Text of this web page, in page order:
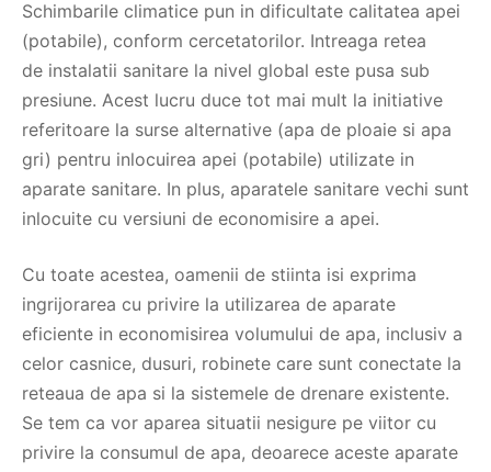
Schimbarile climatice pun in dificultate calitatea apei
(potabile), conform cercetatorilor. Intreaga retea
de instalatii sanitare la nivel global este pusa sub
presiune. Acest lucru duce tot mai mult la initiative
referitoare la surse alternative (apa de ploaie si apa
gri) pentru inlocuirea apei (potabile) utilizate in
aparate sanitare. In plus, aparatele sanitare vechi sunt
inlocuite cu versiuni de economisire a apei.
Cu toate acestea, oamenii de stiinta isi exprima
ingrijorarea cu privire la utilizarea de aparate
eficiente in economisirea volumului de apa, inclusiv a
celor casnice, dusuri, robinete care sunt conectate la
reteaua de apa si la sistemele de drenare existente.
Se tem ca vor aparea situatii nesigure pe viitor cu
privire la consumul de apa, deoarece aceste aparate